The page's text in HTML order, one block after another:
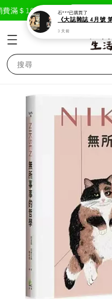
滿＄1800免運費 現在去購物！
搜尋
石***已購買了
3 天前